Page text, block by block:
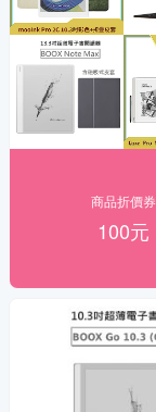
商品折價券
100元